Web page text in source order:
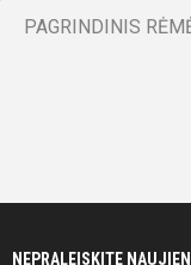
PAGRINDINIS
NEPRALEISKITE